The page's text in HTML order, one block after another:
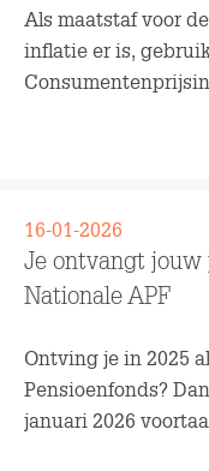
Als maatstaf voor
inflatie er is,
Je ontvangt jouw
Nationale APF
16-01-2026
Ontving je in 2025
Pensioenfonds?
januari 2026